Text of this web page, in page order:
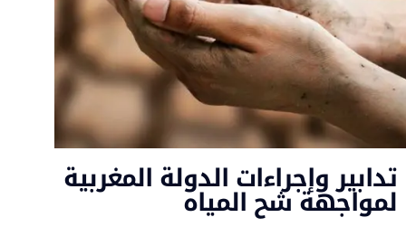
تدابير وإجراءات الدولة المغربية
لمواجهة شح المياه